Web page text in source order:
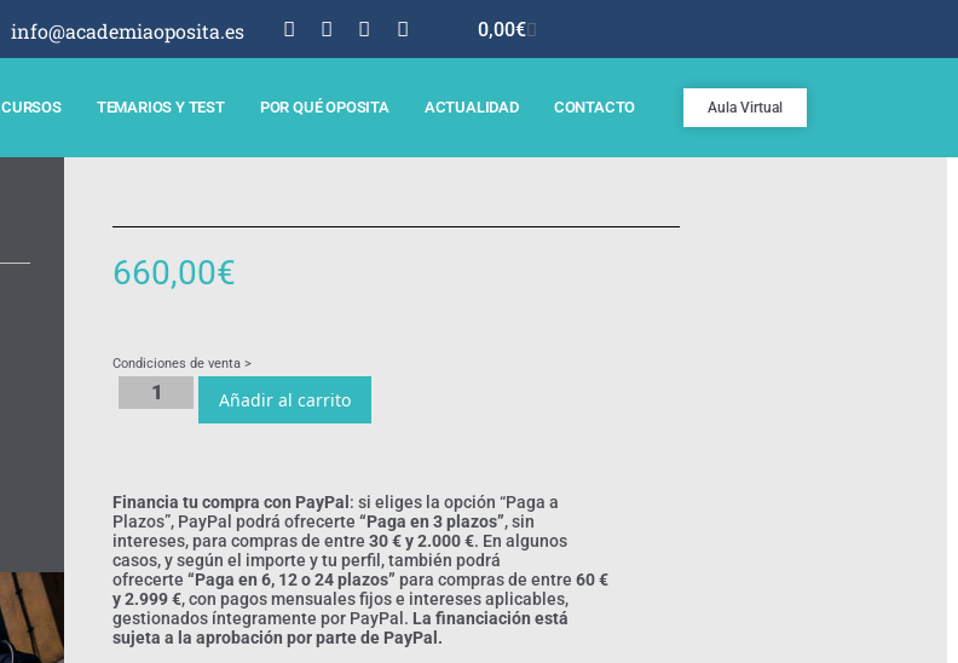
info@academiaoposita.es 0,00€
CURSOS TEMARIOS Y TEST POR QUÉ OPOSITA ACTUALIDAD CONTACTO Aula Virtual
660,00€
Condiciones de venta >
Añadir al carrito
Financia tu compra con PayPal : si eliges la opción “Paga a
Plazos”, PayPal podrá ofrecerte“Paga en 3 plazos”, sin
intereses, para compras de entre30 € y 2.000 €. En algunos
casos, y según el importe y tu perfil, también podrá
ofrecerte“Paga en 6, 12 o 24 plazos” para compras de entre60 €
y 2.999 €, con pagos mensuales fijos e intereses aplicables,
gestionados íntegramente por PayPal. La financiación está
sujeta a la aprobación por parte de PayPal.